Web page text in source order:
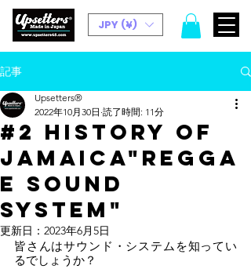
JPY (¥)
記事
#2 History of
Jamaica"Regga
e sound
system"
Upsetters®︎
2022年10月30日 読了時間: 11分
更新日： 2023年6月5日
皆さんはサウンド・システムを知ってい
るでしょうか？